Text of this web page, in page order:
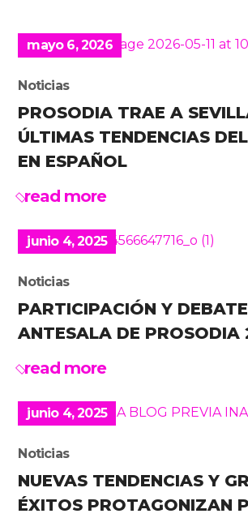
mayo 6, 2026
Noticias
PROSODIA TRAE A
ÚLTIMAS TENDENCIAS
EN ESPAÑOL
read more
junio 4, 2025
Noticias
PARTICIPACIÓN Y
ANTESALA DE PROSODIA
read more
junio 4, 2025
Noticias
NUEVAS TENDENCIAS Y
ÉXITOS PROTAGONIZAN